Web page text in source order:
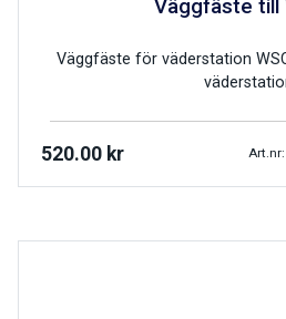
Väggfäste till
Väggfäste för väderstation
520.00 kr Art.nr: